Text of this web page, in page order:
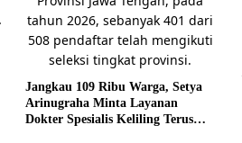
Jangkau 109 Ribu Warga, Setya
Arinugraha Minta Layanan
Dokter Spesialis Keliling Terus